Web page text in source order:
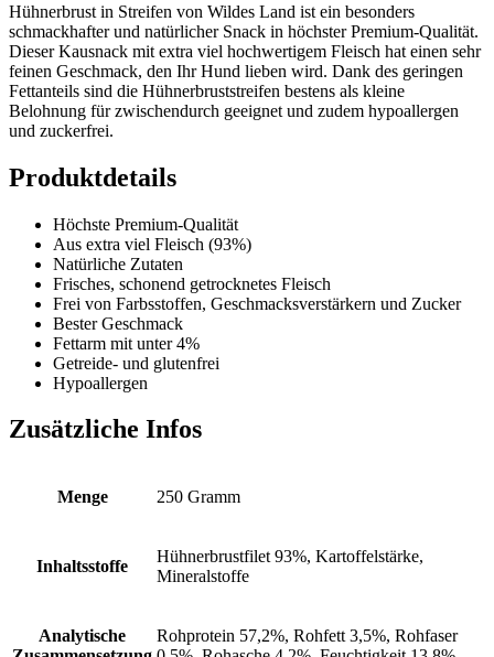
Hühnerbrust in Streifen von Wildes Land ist ein besonders
schmackhafter und natürlicher Snack in höchster Premium-Qualität.
Dieser Kausnack mit extra viel hochwertigem Fleisch hat einen sehr
feinen Geschmack, den Ihr Hund lieben wird. Dank des geringen
Fettanteils sind die Hühnerbruststreifen bestens als kleine
Belohnung für zwischendurch geeignet und zudem hypoallergen
und zuckerfrei.
Produktdetails
Höchste Premium-Qualität
Aus extra viel Fleisch (93%)
Natürliche Zutaten
Frisches, schonend getrocknetes Fleisch
Frei von Farbsstoffen, Geschmacksverstärkern und Zucker
Bester Geschmack
Fettarm mit unter 4%
Getreide- und glutenfrei
Hypoallergen
Zusätzliche Infos
Menge 250 Gramm
Inhaltsstoffe
Hühnerbrustfilet 93%, Kartoffelstärke,
Mineralstoffe
Analytische
Rohprotein 57,2%, Rohfett 3,5%, Rohfaser